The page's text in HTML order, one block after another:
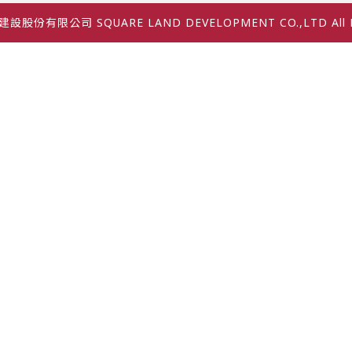
設股份有限公司 SQUARE LAND DEVELOPMENT CO.,LTD